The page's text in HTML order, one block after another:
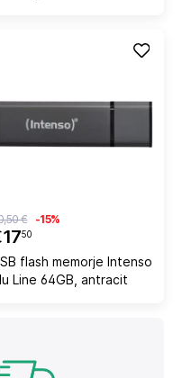
1750
€ -15%
flash memorje Intenso
Line 64GB, antracit